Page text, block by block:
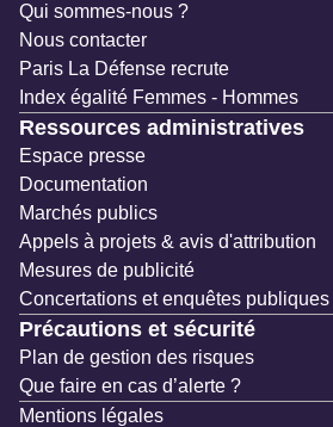
Qui sommes-nous ?
Nous contacter
Paris La Défense recrute
Index égalité Femmes - Hommes
Ressources administratives
Espace presse
Documentation
Marchés publics
Appels à projets & avis d'attribution
Mesures de publicité
Concertations et enquêtes publiques
Précautions et sécurité
Plan de gestion des risques
Que faire en cas d’alerte ?
Mentions légales